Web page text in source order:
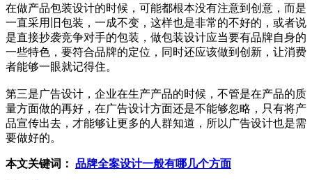
在做产品包装设计的时候，可能都根本没有注意到创意，而是
一直采用旧包装，一成不变，这样也是非常的不好的，或者说
是直接抄袭竞争对手的包装，做包装设计应当要有品牌自身的
一些特色，要符合品牌的定位，同时还应该做到创新，让消费
者能够一眼就记得住。
第三是广告设计，企业在生产产品的时候，不管是在产品的质
量方面做的再好，在广告设计方面还是不能够忽略，只有将产
品宣传出去，才能够让更多的人群知道，所以广告设计也是需
要做好的。
本文关键词： 品牌全案设计一般有哪几个方面